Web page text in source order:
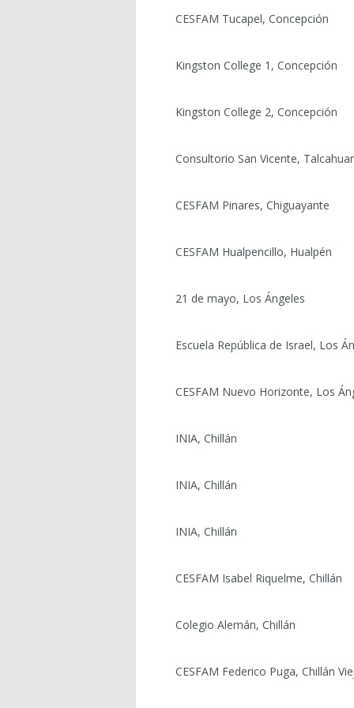
CESFAM Tucapel, Concepción
Kingston College 1, Concepción
Kingston College 2, Concepción
Consultorio San Vicente,
CESFAM Pinares, Chiguayante
CESFAM Hualpencillo, Hualpén
21 de mayo, Los Ángeles
Escuela República de Israel, Los
CESFAM Nuevo Horizonte, Los
INIA, Chillán
INIA, Chillán
INIA, Chillán
CESFAM Isabel Riquelme, Chillán
Colegio Alemán, Chillán
CESFAM Federico Puga, Chillán